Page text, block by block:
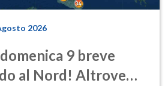
2026
9 breve
al Nord! Altrove